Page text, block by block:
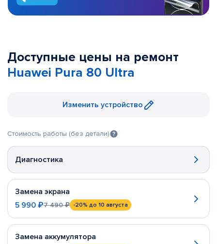
Доступные цены на ремонт
Huawei Pura 80 Ultra
Изменить устройство
Стоимость работы (без детали)
Диагностика
Замена экрана
5 990 ₽7 490 ₽ -20% до 10 августа
Замена аккумулятора